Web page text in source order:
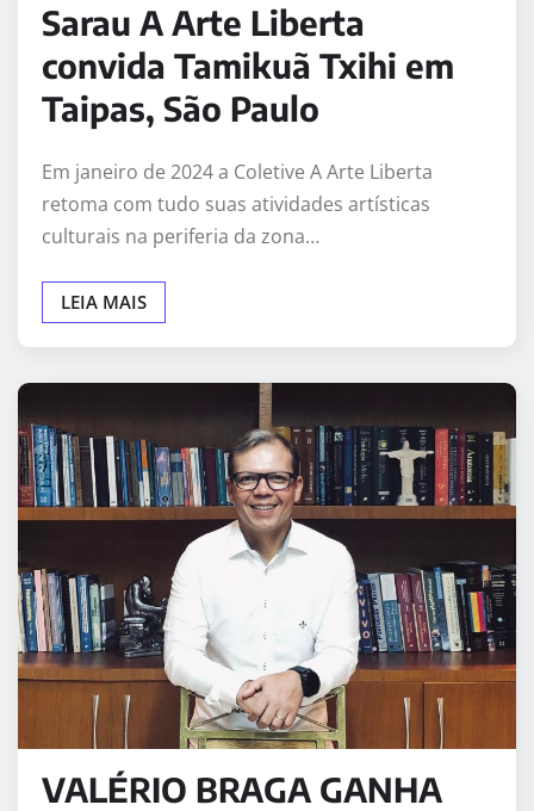
Sarau A Arte Liberta
convida Tamikuã Txihi em
Taipas, São Paulo
Em janeiro de 2024 a Coletive A Arte Liberta
retoma com tudo suas atividades artísticas
culturais na periferia da zona…
LEIA MAIS
VALÉRIO BRAGA GANHA